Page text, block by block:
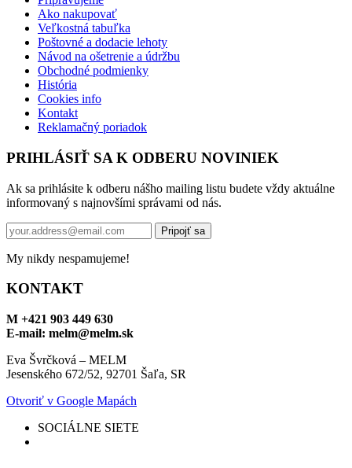
Ako nakupovať
Veľkostná tabuľka
Poštovné a dodacie lehoty
Návod na ošetrenie a údržbu
Obchodné podmienky
História
Cookies info
Kontakt
Reklamačný poriadok
PRIHLÁSIŤ SA K ODBERU NOVINIEK
Ak sa prihlásite k odberu nášho mailing listu budete vždy aktuálne
informovaný s najnovšími správami od nás.
My nikdy nespamujeme!
KONTAKT
M +421 903 449 630
E-mail: melm@melm.sk
Eva Švrčková – MELM
Jesenského 672/52, 92701 Šaľa, SR
Otvoriť v Google Mapách
SOCIÁLNE SIETE